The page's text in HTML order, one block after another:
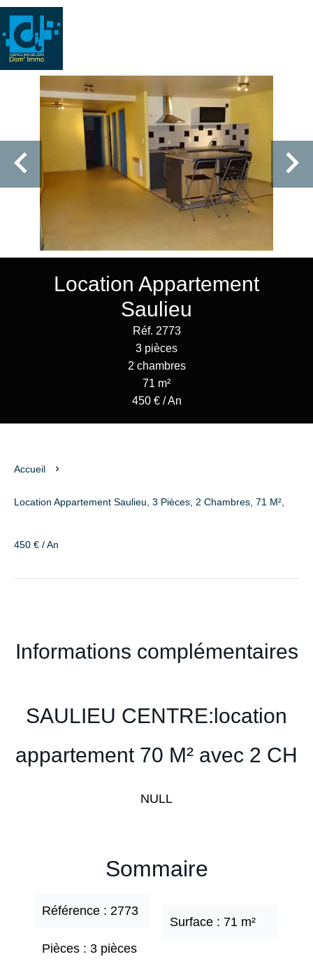
Location Appartement
Saulieu
Réf. 2773
3 pièces
2 chambres
71 m²
450 € / An
Accueil
Location Appartement Saulieu, 3 Pièces, 2 Chambres, 71 M²,
450 € / An
Informations complémentaires
SAULIEU CENTRE:location
appartement 70 M² avec 2 CH
NULL
Sommaire
Référence 2773
Pièces 3 pièces
Surface 71 m²